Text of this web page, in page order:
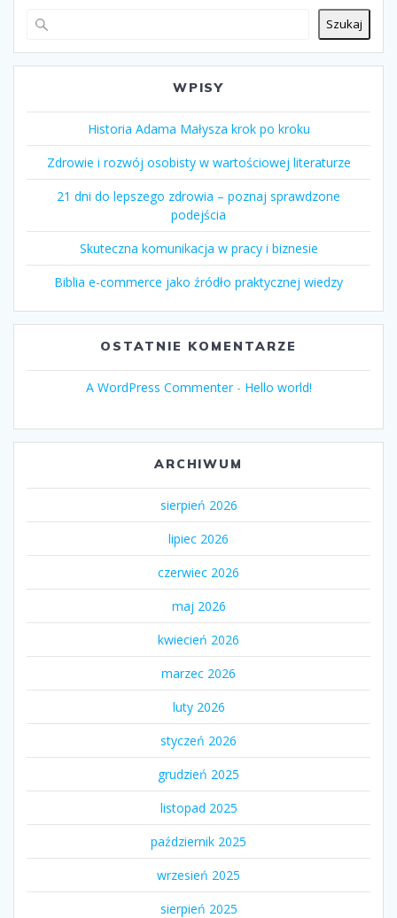
Szukaj
WPISY
Historia Adama Małysza krok po kroku
Zdrowie i rozwój osobisty w wartościowej literaturze
21 dni do lepszego zdrowia – poznaj sprawdzone
podejścia
Skuteczna komunikacja w pracy i biznesie
Biblia e-commerce jako źródło praktycznej wiedzy
OSTATNIE KOMENTARZE
A WordPress Commenter- Hello world!
ARCHIWUM
sierpień 2026
lipiec 2026
czerwiec 2026
maj 2026
kwiecień 2026
marzec 2026
luty 2026
styczeń 2026
grudzień 2025
listopad 2025
październik 2025
wrzesień 2025
sierpień 2025